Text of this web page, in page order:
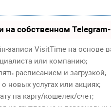
на собственном
записи VisitTime на основе
или компанию;
расписанием и загрузкой;
новых услугах или акциях;
на карту/кошелек/счет;